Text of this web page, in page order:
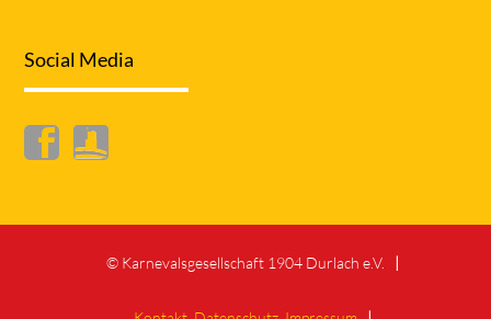
Social Media
© Karnevalsgesellschaft 1904 Durlach e.V.